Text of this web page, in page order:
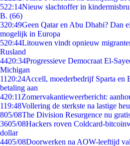
522:14Nieuw slachtoffer in
B. (66)
320:49Geen Qatar en Abu Dhabi? Dan
mogelijk in Europa
520:44Litouwen vindt opnieuw
Rusland
4420:34Progressieve Democraat El-
Michigan
11 20:24Accell, moederbedrijf Sparta en
betaling aan
420:11 Zomervakantieweerbericht:
119:48Vollering de sterkste na lastige
805/08The Division Resurgence nu
3605/08Hackers roven Coldcard-
dollar
4405/08Doorwerken na AOW-leeftijd